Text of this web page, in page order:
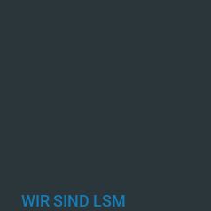
WIR SIND LSM